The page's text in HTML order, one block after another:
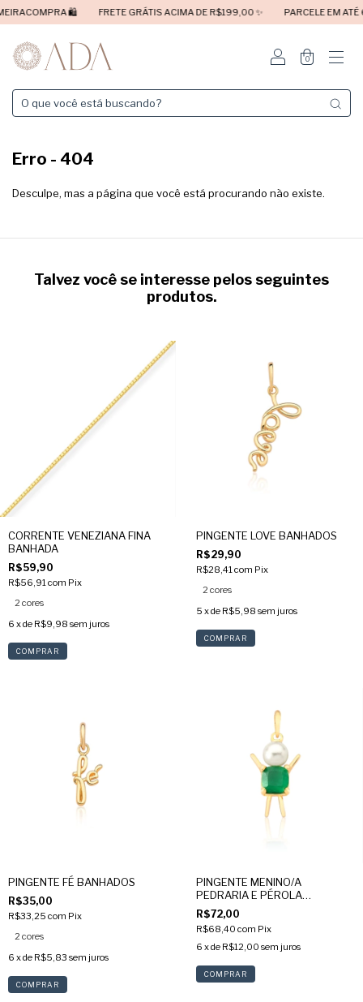
🛍️ FRETE GRÁTIS ACIMA DE R$199,00 ✨ PARCELE EM ATÉ
0
Erro - 404
Desculpe, mas a página que você está procurando não existe.
Talvez você se interesse pelos seguintes
produtos.
CORRENTE VENEZIANA FINA
BANHADA
R$59,90
R$56,91 com Pix
2 cores
6 x de R$9,98 sem juros
COMPRAR
PINGENTE LOVE BANHADOS
R$29,90
R$28,41 com Pix
2 cores
5 x de R$5,98 sem juros
COMPRAR
PINGENTE FÉ BANHADOS
R$35,00
R$33,25 com Pix
2 cores
6 x de R$5,83 sem juros
COMPRAR
PINGENTE MENINO/A
PEDRARIA E PÉROLA
BANHADOS
R$72,00
R$68,40 com Pix
6 x de R$12,00 sem juros
COMPRAR